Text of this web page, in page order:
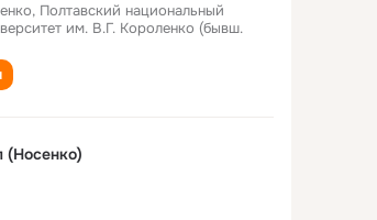
Полтавский национальный
им. В.Г. Короленко (бывш.